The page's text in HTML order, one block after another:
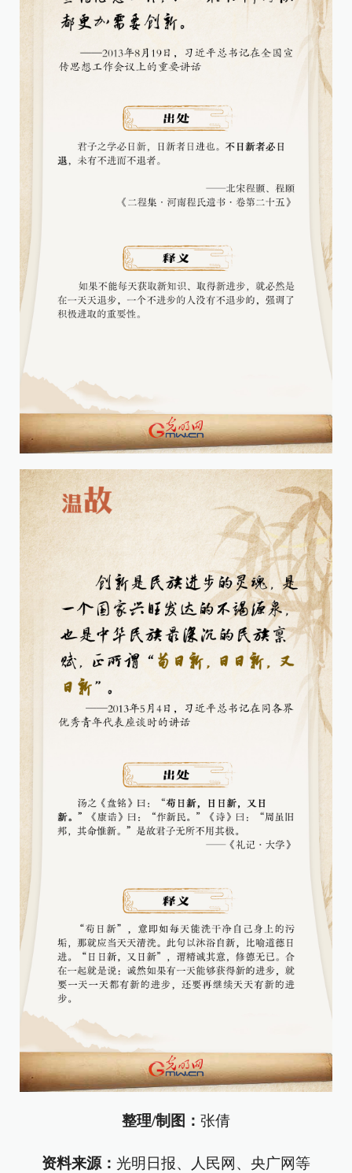
整理/制图： 张倩
资料来源： 光明日报、人民网、央广网等